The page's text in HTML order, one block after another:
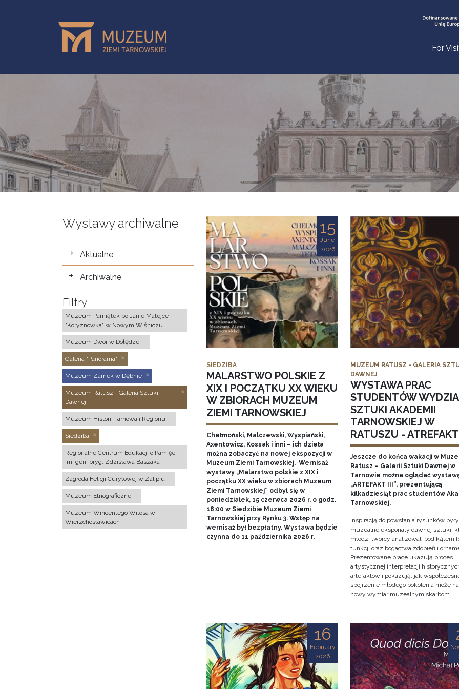
For
Wystawy archiwalne
wystawy
Aktualne
Archiwalne
Filtry
Muzeum Pamiątek po Janie Matejce
"Koryznówka" w Nowym Wiśniczu
Muzeum Dwór w Dołędze
Galeria "Panorama"
Muzeum Zamek w Dębnie
Muzeum Ratusz - Galeria Sztuki
Dawnej
Muzeum Historii Tarnowa i Regionu
Siedziba
Regionalne Centrum Edukacji o Pamięci
im. gen. bryg. Zdzisława Baszaka
Zagroda Felicji Curyłowej w Zalipiu
Muzeum Etnograficzne
Muzeum Wincentego Witosa w
Wierzchosławicach
15
June
2026
SIEDZIBA
MALARSTWO POLSKIE Z
XIX I POCZĄTKU XX WIEKU
W ZBIORACH MUZEUM
ZIEMI TARNOWSKIEJ
Chełmoński, Malczewski, Wyspiański,
Axentowicz, Kossak i inni – ich dzieła
można zobaczyć na nowej ekspozycji w
Muzeum Ziemi Tarnowskiej. Wernisaż
wystawy „Malarstwo polskie z XIX i
początku XX wieku w zbiorach Muzeum
Ziemi Tarnowskiej” odbył się w
poniedziałek, 15 czerwca 2026 r. o godz.
18:00 w Siedzibie Muzeum Ziemi
Tarnowskiej przy Rynku 3. Wstęp na
wernisaż był bezpłatny. Wystawa będzie
czynna do 11 października 2026 r.
MUZEUM RATUSZ - GALERIA
DAWNEJ
WYSTAWA PRAC
STUDENTÓW
SZTUKI AKADEMII
TARNOWSKIEJ W
RATUSZU -
Jeszcze do końca wakacji w
Ratusz – Galerii Sztuki Dawnej w
Tarnowie można oglądać
„ARTEFAKT III”, prezentującą
kilkadziesiąt prac studentów
Tarnowskiej.
Inspiracją do powstania rysunków były
muzealne eksponaty dawnej sztuki,
młodzi twórcy analizowali pod kątem
funkcji oraz bogactwa zdobień i
Prezentowane prace ukazują proces
artystycznej interpretacji
artefaktów i pokazują, jak
spojrzenie młodego pokolenia może
nowy wymiar muzealnym skarbom.
16
February
2026